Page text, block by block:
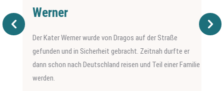
Werner
Der Kater Werner wurde von Dragos auf der Straße
gefunden und in Sicherheit gebracht. Zeitnah durfte er
dann schon nach Deutschland reisen und Teil einer Familie
werden.